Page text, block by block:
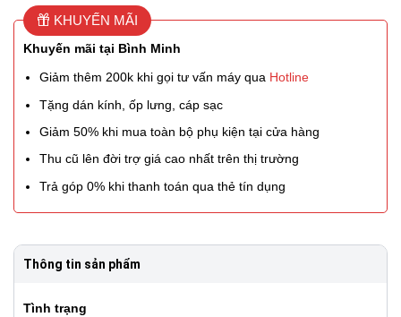
KHUYẾN MÃI
Khuyến mãi tại Bình Minh
Giảm thêm 200k khi gọi tư vấn máy qua Hotline
Tặng dán kính, ốp lưng, cáp sạc
Giảm 50% khi mua toàn bộ phụ kiện tại cửa hàng
Thu cũ lên đời trợ giá cao nhất trên thị trường
Trả góp 0% khi thanh toán qua thẻ tín dụng
Thông tin sản phẩm
Tình trạng